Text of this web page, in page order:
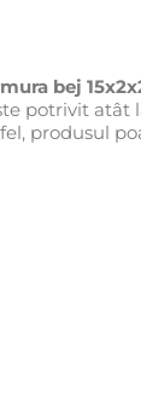
bej
potrivit atât
produsul